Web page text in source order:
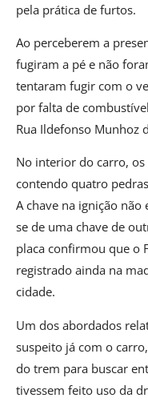
pela prática de furtos.
Ao perceberem a
fugiram a pé e não
tentaram fugir com o
por falta de
Rua Ildefonso Munhoz
No interior do carro,
contendo quatro
A chave na ignição
se de uma chave de
placa confirmou que o
registrado ainda na
cidade.
Um dos abordados
suspeito já com o
do trem para buscar
tivessem feito uso da